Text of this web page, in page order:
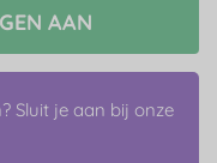
AAN
Sluit je aan bij onze